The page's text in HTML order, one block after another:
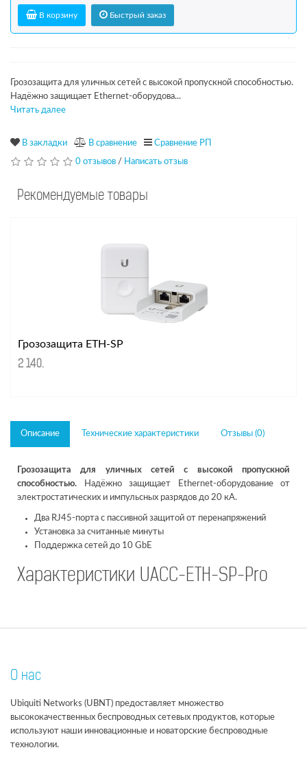
В корзину Быстрый заказ
Грозозащита для уличных сетей с высокой пропускной способностью.
Надёжно защищает Ethernet-оборудова...
Читать далее
В закладки В сравнение Сравнение РП
0 отзывов / Написать отзыв
Рекомендуемые товары
Грозозащита ETH-SP
2 140.
Описание Технические характеристики Отзывы (0)
Грозозащита для уличных сетей с высокой пропускной
способностью. Надёжно защищает Ethernet-оборудование от
электростатических и импульсных разрядов до 20 кА.
Два RJ45-порта с пассивной защитой от перенапряжений
Установка за считанные минуты
Поддержка сетей до 10 GbE
Характеристики UACC-ETH-SP-Pro
О нас
Ubiquiti Networks (UBNT) предоставляет множество
высококачественных беспроводных сетевых продуктов, которые
используют наши инновационные и новаторские беспроводные
технологии.